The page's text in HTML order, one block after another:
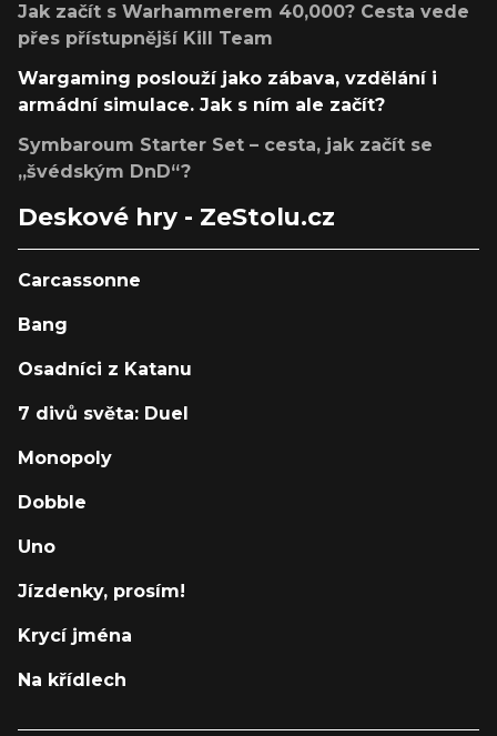
Jak začít s Warhammerem 40,000? Cesta vede
přes přístupnější Kill Team
Wargaming poslouží jako zábava, vzdělání i
armádní simulace. Jak s ním ale začít?
Symbaroum Starter Set – cesta, jak začít se
„švédským DnD“?
Deskové hry - ZeStolu.cz
Carcassonne
Bang
Osadníci z Katanu
7 divů světa: Duel
Monopoly
Dobble
Uno
Jízdenky, prosím!
Krycí jména
Na křídlech